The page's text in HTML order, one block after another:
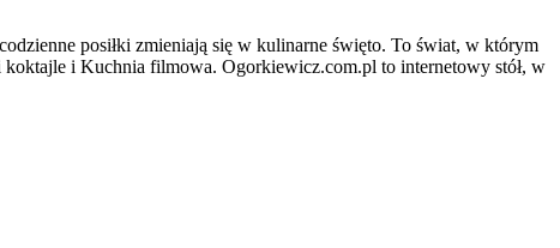
posiłki zmieniają się w kulinarne święto. To świat, w którym
koktajle i Kuchnia filmowa. Ogorkiewicz.com.pl to internetowy stół, w